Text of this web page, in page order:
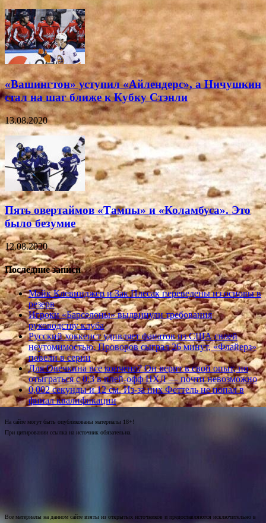
«Вашингтон» уступил «Айлендерс», а Ничушкин
стал на шаг ближе к Кубку Стэнли
13.08.2020
Пять овертаймов «Тампы» и «Коламбуса». Это
было безумие
12.08.2020
Последние записи
Майк Клевинджер и Зак Плесак переведены из основы в
резерв
Игроки «Барселоны» выдвинули требования
руководству клуба
Русский хоккеист удивляет фанатов из США своей
неутомимостью. Проворов сыграл 26 минут, «Флайерз»
повели в серии
Для Овечкина все кончено? Он верит в свой опыт, но
отыграться с 0:3 в плей-офф НХЛ — почти невозможно
0,002 секунды и 12 см. Из-за них Феттель не попал в
финал квалификации
На сайте могут быть опубликованы материалы 18+!
При цитировании ссылка на источник обязательна.
Все материалы на данном сайте взяты из открытых источников и предоставляются исключительно в